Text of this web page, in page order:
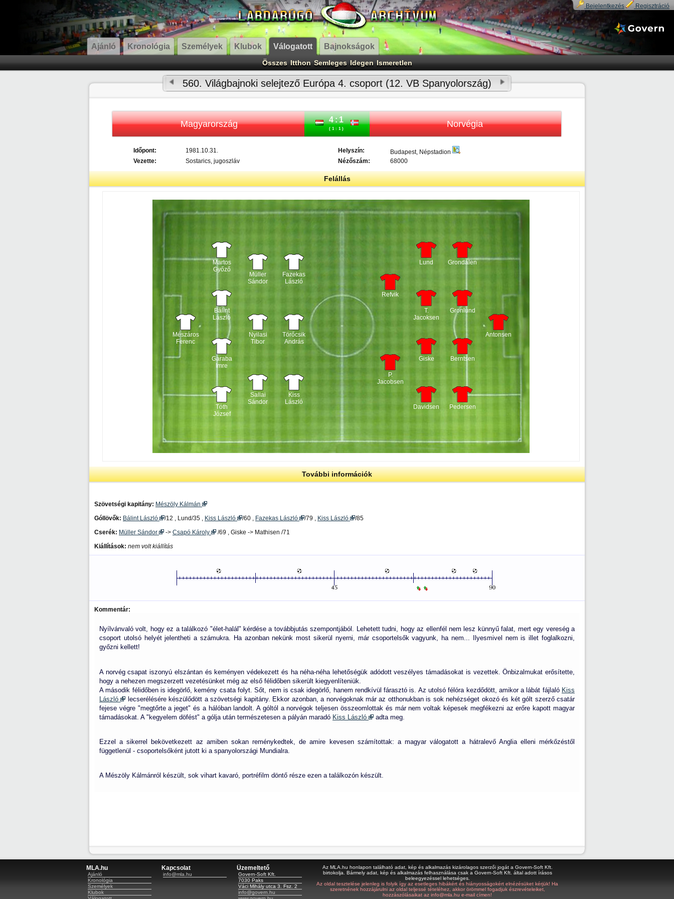
Bejelentkezés Regisztráció
Ajánló Kronológia Személyek Klubok Válogatott Bajnokságok
Összes Itthon Semleges Idegen Ismeretlen
560. Világbajnoki selejtező Európa 4. csoport (12. VB Spanyolország)
Magyarország 4:1
(1:1) Norvégia
Időpont: 1981.10.31. Helyszín:
Budapest, Népstadion
Vezette:
Sostarics, jugoszláv Nézőszám: 68000
Felállás
Mészáros
Ferenc
Martos
Győző
Bálint
László
Garaba
Imre
Tóth
József
Müller
Sándor
Nyilasi
Tibor
Sallai
Sándor
Fazekas
László
Törőcsik
András
Kiss
László
Antonsen
Pedersen
Berntsen
Gronlund
Grondalen
Davidsen
Giske
T.
Jacoksen
Lund
P.
Jacobsen
Refvik
További információk
Szövetségi kapitány: Mészöly Kálmán
Góllövők: Bálint László /12 , Lund/35 , Kiss László /60 , Fazekas László /79 , Kiss László
/85
Cserék: Müller Sándor -> Csapó Károly
/69 , Giske -> Mathisen /71
Kiállítások: nem volt kiállítás
Kommentár:
Nyílvánvaló volt, hogy ez a találkozó "élet-halál" kérdése a továbbjutás szempontjából. Lehetett tudni, hogy az ellenfél nem lesz künnyű falat, mert egy vereség a
csoport utolsó helyét jelentheti a számukra. Ha azonban nekünk most sikerül nyerni, már csoportelsők vagyunk, ha nem... Ilyesmivel nem is illet foglalkozni,
győzni kellett!
A norvég csapat iszonyú elszántan és keményen védekezett és ha néha-néha lehetőségük adódott veszélyes támadásokat is vezettek. Önbizalmukat erősítette,
hogy a nehezen megszerzett vezetésünket még az első félidőben sikerült kiegyenlíteniük.
A második félidőben is idegörlő, kemény csata folyt. Sőt, nem is csak idegörlő, hanem rendkívül fárasztó is. Az utolsó félóra kezdődött, amikor a lábát fájlaló Kiss
László
lecserélésére készülődött a szövetségi kapitány. Ekkor azonban, a norvégoknak már az otthonukban is sok nehézséget okozó és két gólt szerző csatár
fejese végre "megtőrte a jeget" és a hálóban landolt. A góltól a norvégok teljesen összeomlottak és már nem voltak képesek megfékezni az erőre kapott magyar
támadásokat. A "kegyelem döfést" a gólja után természetesen a pályán maradó Kiss László adta meg.
Ezzel a sikerrel bekövetkezett az amiben sokan reménykedtek, de amire kevesen számítottak: a magyar válogatott a hátralevő Anglia elleni mérkőzéstől
függetlenül - csoportelsőként jutott ki a spanyolországi Mundialra.
A Mészöly Kálmánról készült, sok vihart kavaró, portréfilm döntő része ezen a találkozón készült.
MLA.hu
Ajánló
Kronológia
Személyek
Klubok
Kapcsolat
info@mla.hu
Üzemeltető
Govern-Soft Kft.
7030 Paks
Váci Mihály utca 3. Fsz. 2
info@govern.hu
Az MLA.hu honlapon található adat, kép és alkalmazás kizárolagos szerzői jogát a Govern-Soft Kft.
birtokolja. Bármely adat, kép és alkalmazás felhasználása csak a Govern-Soft Kft. által adott írásos
beleegyezéssel lehetséges.
Az oldal tesztelése jelenleg is folyik így az esetleges hibákért és hiányosságokért elnézésüket kérjük! Ha
szeretnének hozzájárulni az oldal teljessé tételéhez, akkor örömmel fogadjuk észrevételeiket,
hozzászólásaikat az info@mla.hu e-mail címen!